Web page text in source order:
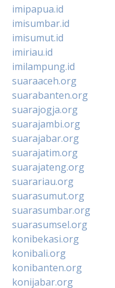
imipapua.id
imisumbar.id
imisumut.id
imiriau.id
imilampung.id
suaraaceh.org
suarabanten.org
suarajogja.org
suarajambi.org
suarajabar.org
suarajatim.org
suarajateng.org
suarariau.org
suarasumut.org
suarasumbar.org
suarasumsel.org
konibekasi.org
konibali.org
konibanten.org
konijabar.org